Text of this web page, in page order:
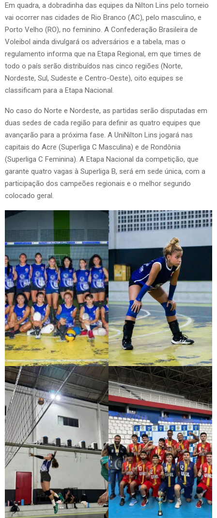
Em quadra, a dobradinha das equipes da Nilton Lins pelo torneio
vai ocorrer nas cidades de Rio Branco (AC), pelo masculino, e
Porto Velho (RO), no feminino. A Confederação Brasileira de
Voleibol ainda divulgará os adversários e a tabela, mas o
regulamento informa que na Etapa Regional, em que times de
todo o país serão distribuídos nas cinco regiões (Norte,
Nordeste, Sul, Sudeste e Centro-Oeste), oito equipes se
classificam para a Etapa Nacional.
No caso do Norte e Nordeste, as partidas serão disputadas em
duas sedes de cada região para definir as quatro equipes que
avançarão para a próxima fase. A UniNilton Lins jogará nas
capitais do Acre (Superliga C Masculina) e de Rondônia
(Superliga C Feminina). A Etapa Nacional da competição, que
garante quatro vagas à Superliga B, será em sede única, com a
participação dos campeões regionais e o melhor segundo
colocado geral.